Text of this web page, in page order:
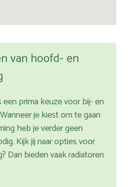
van hoofd- en
prima keuze voor bij- en
je kiest om te gaan
heb je verder geen
Kijk jij naar opties voor
Dan bieden vaak radiatoren